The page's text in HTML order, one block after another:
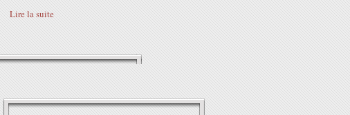
Lire la suite